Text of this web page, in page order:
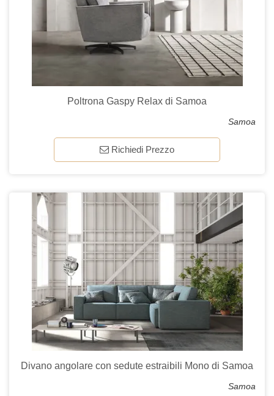
Poltrona Gaspy Relax di Samoa
Samoa
Richiedi Prezzo
Divano angolare con sedute estraibili Mono di Samoa
Samoa